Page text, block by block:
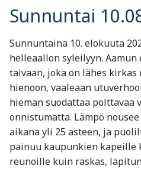
Sunnuntai
Sunnuntaina 10. elokuuta
helleaallon syleilyyn.
taivaan, joka on lähes
hienoon, vaaleaan
hieman suodattaa polttavaa
onnistumatta. Lämpö
aikana yli 25 asteen, ja
painuu kaupunkien kapeille
reunoille kuin raskas,